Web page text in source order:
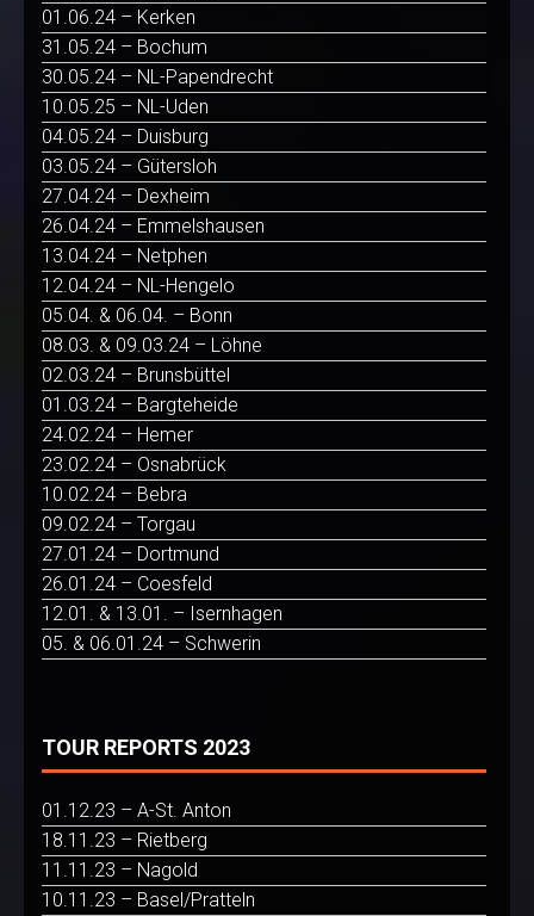
01.06.24 – Kerken
31.05.24 – Bochum
30.05.24 – NL-Papendrecht
10.05.25 – NL-Uden
04.05.24 – Duisburg
03.05.24 – Gütersloh
27.04.24 – Dexheim
26.04.24 – Emmelshausen
13.04.24 – Netphen
12.04.24 – NL-Hengelo
05.04. & 06.04. – Bonn
08.03. & 09.03.24 – Löhne
02.03.24 – Brunsbüttel
01.03.24 – Bargteheide
24.02.24 – Hemer
23.02.24 – Osnabrück
10.02.24 – Bebra
09.02.24 – Torgau
27.01.24 – Dortmund
26.01.24 – Coesfeld
12.01. & 13.01. – Isernhagen
05. & 06.01.24 – Schwerin
TOUR REPORTS 2023
01.12.23 – A-St. Anton
18.11.23 – Rietberg
11.11.23 – Nagold
10.11.23 – Basel/Pratteln